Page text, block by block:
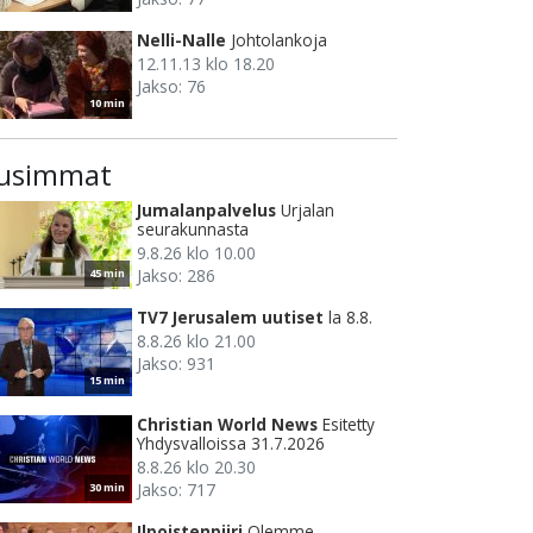
10 min
Nelli-Nalle Johtolankoja
12.11.13 klo 18.20
Jakso: 76
45 min
Jumalanpalvelus Urjalan
seurakunnasta
9.8.26 klo 10.00
Jakso: 286
15 min
TV7 Jerusalem uutiset la 8.8.
8.8.26 klo 21.00
Jakso: 931
30 min
Christian World News Esitetty
Yhdysvalloissa 31.7.2026
8.8.26 klo 20.30
Jakso: 717